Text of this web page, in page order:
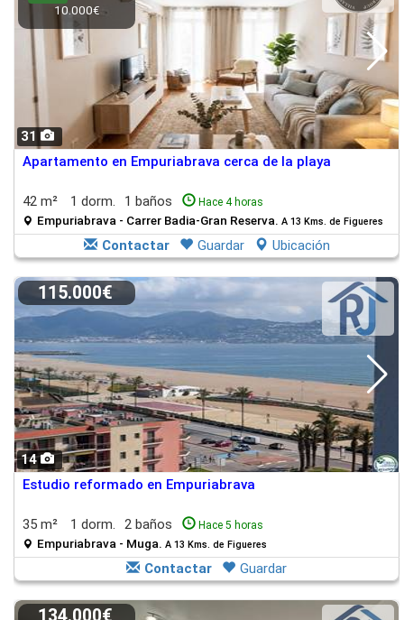
31
10.000€
Apartamento en Empuriabrava cerca de la playa
42 m² 1 dorm. 1 baños Hace 4 horas
Empuriabrava - Carrer Badia-Gran Reserva. A 13 Kms. de Figueres
Contactar Guardar Ubicación
14
115.000€
Estudio reformado en Empuriabrava
35 m² 1 dorm. 2 baños Hace 5 horas
Empuriabrava - Muga. A 13 Kms. de Figueres
Contactar Guardar